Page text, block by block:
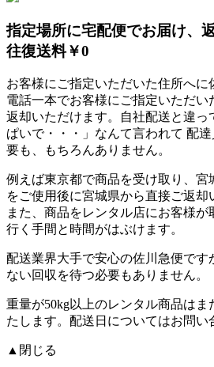
指定場所に宅配便でお届け、
往復送料￥0
お客様にご指定いただいた住所へに
電話一本でお客様にご指定いただ
返却いただけます。自社配送と違っ
ぱいで・・・」なんて言われて 配
要も、もちろんありません。
例えば東京都で商品を受け取り、宮
をご使用後に宮城県から直接ご返却
また、商品をレンタル店にお客様
行く手間と時間がはぶけます。
配送業界大手で安心の佐川急便です
ない回収を待つ必要もありません。
重量が50kg以上のレンタル商品は
たします。配送日についてはお問い
▲閉じる